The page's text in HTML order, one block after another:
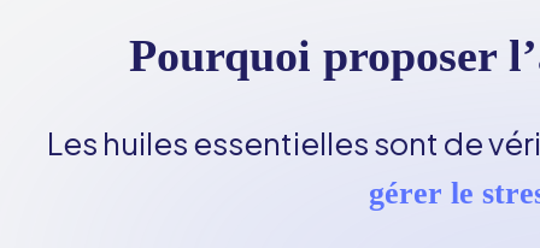
Pourquoi proposer
Les huiles essentielles sont de
gérer le